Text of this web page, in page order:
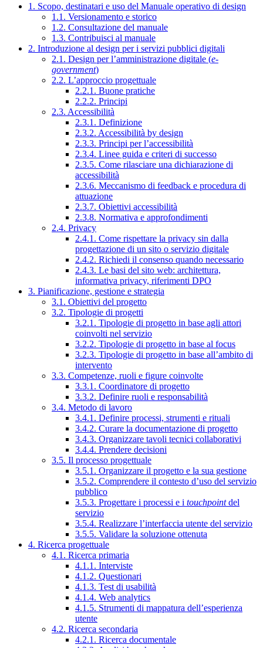
1. Scopo, destinatari e uso del Manuale operativo di design
1.1. Versionamento e storico
1.2. Consultazione del manuale
1.3. Contribuisci al manuale
2. Introduzione al design per i servizi pubblici digitali
2.1. Design per l’amministrazione digitale (e-
government)
2.2. L’approccio progettuale
2.2.1. Buone pratiche
2.2.2. Principi
2.3. Accessibilità
2.3.1. Definizione
2.3.2. Accessibilità by design
2.3.3. Principi per l’accessibilità
2.3.4. Linee guida e criteri di successo
2.3.5. Come rilasciare una dichiarazione di
accessibilità
2.3.6. Meccanismo di feedback e procedura di
attuazione
2.3.7. Obiettivi accessibilità
2.3.8. Normativa e approfondimenti
2.4. Privacy
2.4.1. Come rispettare la privacy sin dalla
progettazione di un sito o servizio digitale
2.4.2. Richiedi il consenso quando necessario
2.4.3. Le basi del sito web: architettura,
informativa privacy, riferimenti DPO
3. Pianificazione, gestione e strategia
3.1. Obiettivi del progetto
3.2. Tipologie di progetti
3.2.1. Tipologie di progetto in base agli attori
coinvolti nel servizio
3.2.2. Tipologie di progetto in base al focus
3.2.3. Tipologie di progetto in base all’ambito di
intervento
3.3. Competenze, ruoli e figure coinvolte
3.3.1. Coordinatore di progetto
3.3.2. Definire ruoli e responsabilità
3.4. Metodo di lavoro
3.4.1. Definire processi, strumenti e rituali
3.4.2. Curare la documentazione di progetto
3.4.3. Organizzare tavoli tecnici collaborativi
3.4.4. Prendere decisioni
3.5. Il processo progettuale
3.5.1. Organizzare il progetto e la sua gestione
3.5.2. Comprendere il contesto d’uso del servizio
pubblico
3.5.3. Progettare i processi e i touchpointdel
servizio
3.5.4. Realizzare l’interfaccia utente del servizio
3.5.5. Validare la soluzione ottenuta
4. Ricerca progettuale
4.1. Ricerca primaria
4.1.1. Interviste
4.1.2. Questionari
4.1.3. Test di usabilità
4.1.4. Web analytics
4.1.5. Strumenti di mappatura dell’esperienza
utente
4.2. Ricerca secondaria
4.2.1. Ricerca documentale